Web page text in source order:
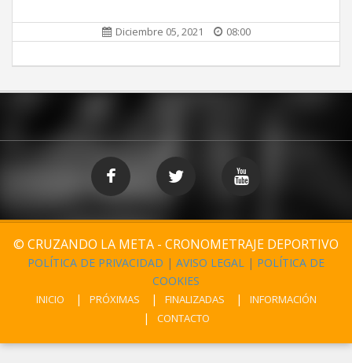
Diciembre 05, 2021 08:00
© CRUZANDO LA META - CRONOMETRAJE DEPORTIVO
POLÍTICA DE PRIVACIDAD | AVISO LEGAL | POLÍTICA DE
COOKIES
INICIO PRÓXIMAS FINALIZADAS
INFORMACIÓN
CONTACTO